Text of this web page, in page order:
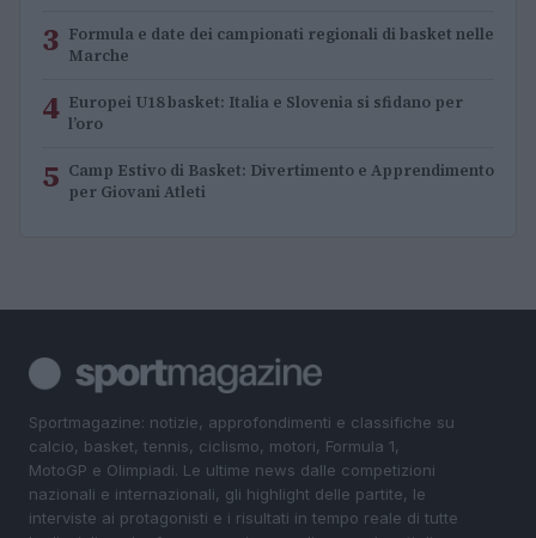
3 Formula e date dei campionati regionali di basket nelle
Marche
4 Europei U18 basket: Italia e Slovenia si sfidano per
l’oro
5 Camp Estivo di Basket: Divertimento e Apprendimento
per Giovani Atleti
Sportmagazine: notizie, approfondimenti e classifiche su
calcio, basket, tennis, ciclismo, motori, Formula 1,
MotoGP e Olimpiadi. Le ultime news dalle competizioni
nazionali e internazionali, gli highlight delle partite, le
interviste ai protagonisti e i risultati in tempo reale di tutte